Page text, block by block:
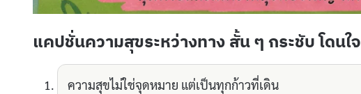
แคปชั่นความสุขระหว่างทาง สั้น ๆ กระชับ โดนใจ
ความสุขไม่ใช่จุดหมาย แต่เป็นทุกก้าวที่เดิน